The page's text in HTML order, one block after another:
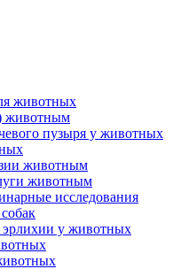
животных
животным
пузыря у животных
животным
животным
исследования
у животных